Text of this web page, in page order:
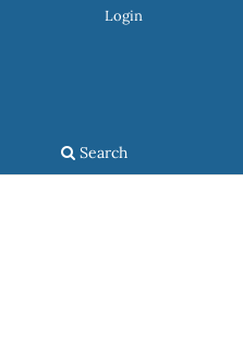
Search
Login